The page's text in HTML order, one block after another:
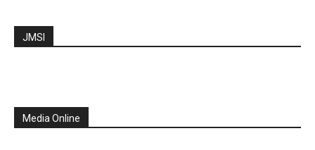
JMSI
Media Online